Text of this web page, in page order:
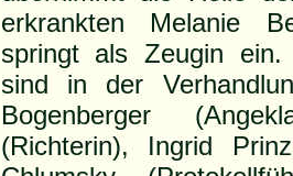
erkrankten Melanie
springt als Zeugin ein.
sind in der
Bogenberger
(Richterin), Ingrid